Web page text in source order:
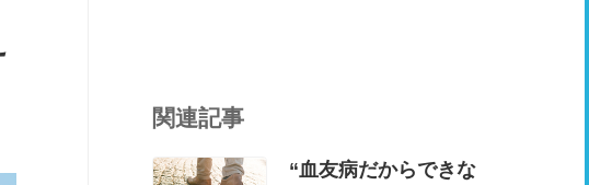
関連記事
“血友病だからできな